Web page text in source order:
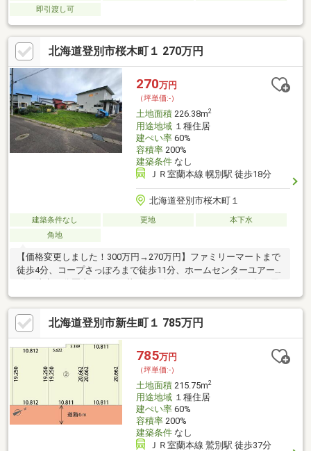
即引渡し可
北海道登別市桜木町１ 270万円
270万円
（坪単価:-）
土地面積226.38m2
用途地域１種住居
建ぺい率60%
容積率200%
建築条件なし
ＪＲ室蘭本線 幌別駅 徒歩18分
北海道登別市桜木町１
建築条件なし 更地
本下水
角地
【価格変更しました！300万円→270万円】ファミリーマートまで
徒歩4分、コープさっぽろまで徒歩11分、ホームセンターユアー
ズも徒歩10分圏内。日々の暮らしに欠かせないお買い物や急な用
事も、徒歩圏内でスムーズにこなせます。 土地は平坦な整形地
で、三方道路に面した角地という恵まれた条件。日当たりや通風
も良好で、開放感のある理想の住まいを設計する自由度が広がり
ます。 この土地で、あなたの夢のマイホームを実現しませんか？
ぜひ一度、現地をご覧いただき、新生活のイメージを膨らませて
ください。お問い合わせをお待ちしております。
北海道登別市新生町１ 785万円
785万円
（坪単価:-）
土地面積215.75m2
用途地域１種住居
建ぺい率60%
容積率200%
建築条件なし
ＪＲ室蘭本線 鷲別駅 徒歩37分